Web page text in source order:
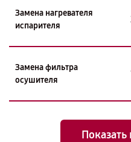
Замена нагревателя
испарителя
Замена фильтра
осушителя
Показать